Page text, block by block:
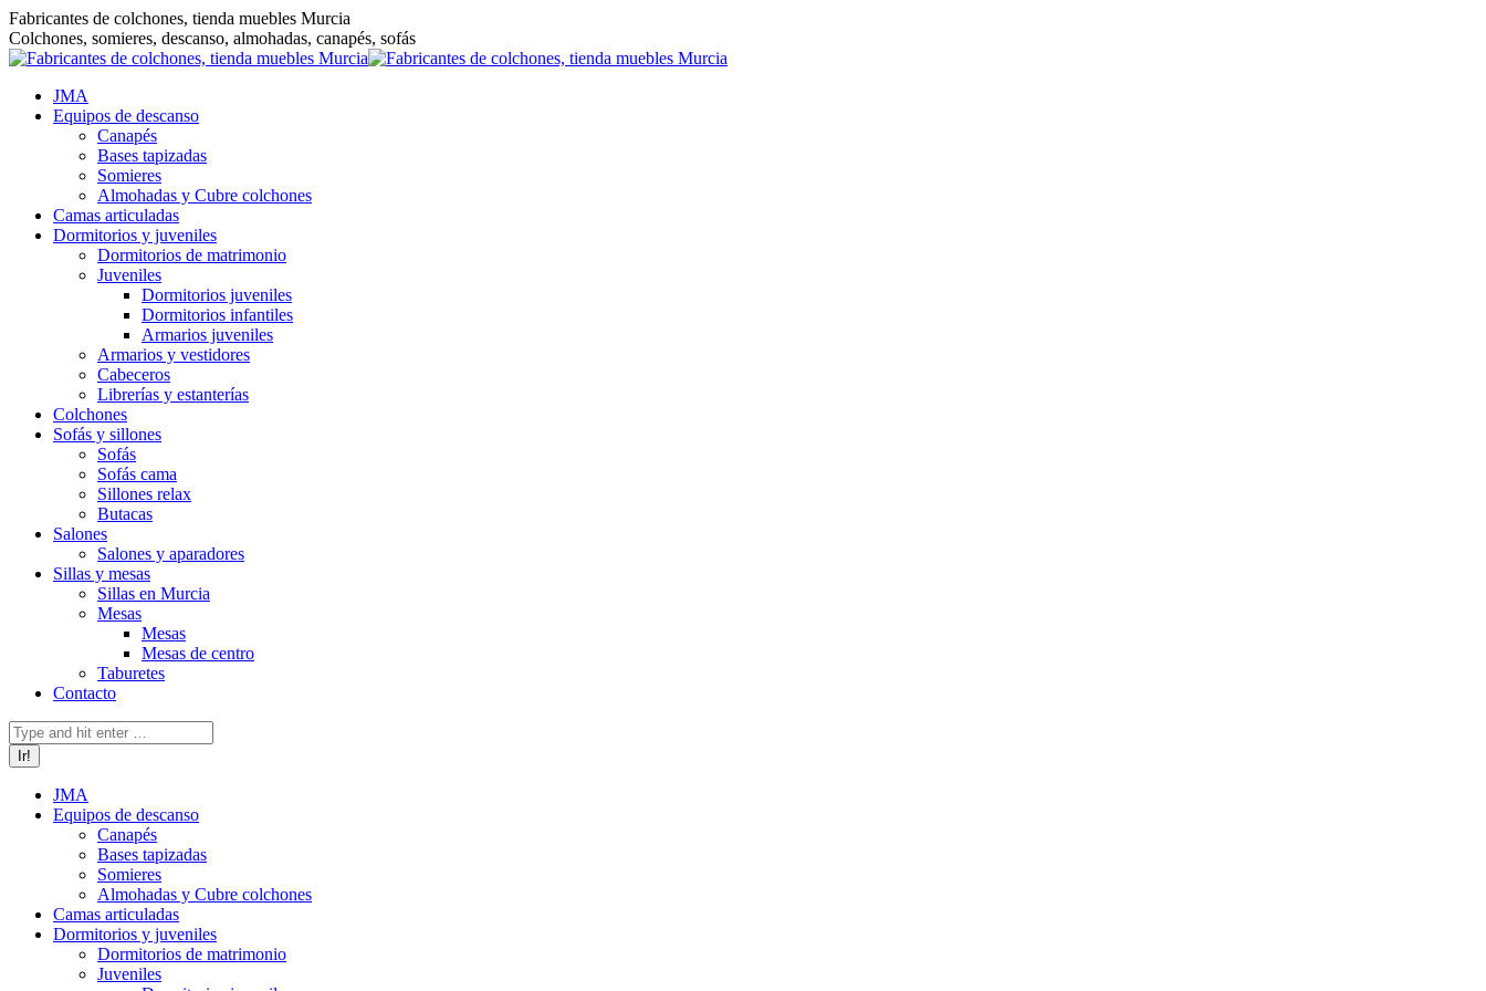
Saltar
al
contenido
Fabricantes de colchones, tienda muebles Murcia
Colchones, somieres, descanso, almohadas, canapés, sofás
JMA
Equipos de descanso
Canapés
Bases tapizadas
Somieres
Almohadas y Cubre colchones
Camas articuladas
Dormitorios y juveniles
Dormitorios de matrimonio
Juveniles
Dormitorios juveniles
Dormitorios infantiles
Armarios juveniles
Armarios y vestidores
Cabeceros
Librerías y estanterías
Colchones
Sofás y sillones
Sofás
Sofás cama
Sillones relax
Butacas
Salones
Salones y aparadores
Sillas y mesas
Sillas en Murcia
Mesas
Mesas
Mesas de centro
Taburetes
Contacto
Buscar:
JMA
Equipos de descanso
Canapés
Bases tapizadas
Somieres
Almohadas y Cubre colchones
Camas articuladas
Dormitorios y juveniles
Dormitorios de matrimonio
Juveniles